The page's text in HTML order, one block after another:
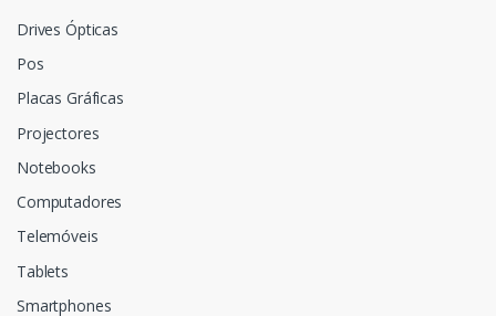
Drives Ópticas
Pos
Placas Gráficas
Projectores
Notebooks
Computadores
Telemóveis
Tablets
Smartphones